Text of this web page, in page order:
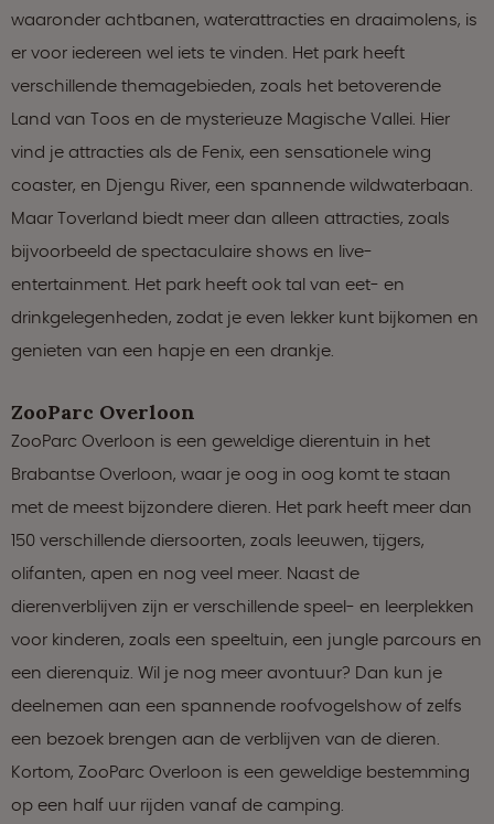
waaronder achtbanen, waterattracties en draaimolens, is
er voor iedereen wel iets te vinden. Het park heeft
verschillende themagebieden, zoals het betoverende
Land van Toos en de mysterieuze Magische Vallei. Hier
vind je attracties als de Fenix, een sensationele wing
coaster, en Djengu River, een spannende wildwaterbaan.
Maar Toverland biedt meer dan alleen attracties, zoals
bijvoorbeeld de spectaculaire shows en live-
entertainment. Het park heeft ook tal van eet- en
drinkgelegenheden, zodat je even lekker kunt bijkomen en
genieten van een hapje en een drankje.
ZooParc Overloon
ZooParc Overloon is een geweldige dierentuin in het
Brabantse Overloon, waar je oog in oog komt te staan
met de meest bijzondere dieren. Het park heeft meer dan
150 verschillende diersoorten, zoals leeuwen, tijgers,
olifanten, apen en nog veel meer. Naast de
dierenverblijven zijn er verschillende speel- en leerplekken
voor kinderen, zoals een speeltuin, een jungle parcours en
een dierenquiz. Wil je nog meer avontuur? Dan kun je
deelnemen aan een spannende roofvogelshow of zelfs
een bezoek brengen aan de verblijven van de dieren.
Kortom, ZooParc Overloon is een geweldige bestemming
op een half uur rijden vanaf de camping.